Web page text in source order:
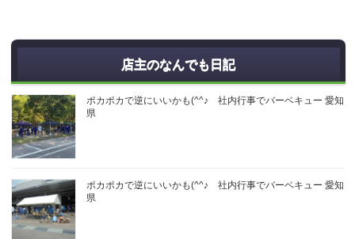
店主のなんでも日記
ポカポカで逆にいいかも(^^♪ 社内行事でバーベキュー 愛知
県
ポカポカで逆にいいかも(^^♪ 社内行事でバーベキュー 愛知
県